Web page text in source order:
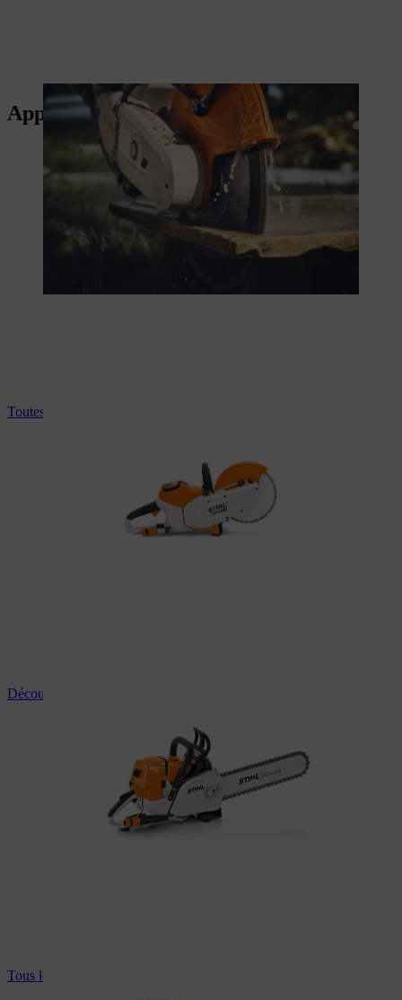
Appareils pour la construction
Toutes les découpeuses à disque à batterie
Découpeuse à pierre et à béton professionnelle
Tous les aspirateurs professionnels